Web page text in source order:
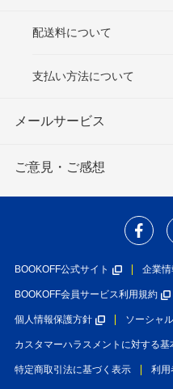
配送料について
支払い方法について
メールサービス
ご意見・ご感想
BOOKOFF公式サイト 企業情
BOOKOFF会員サービス利用規約
個人情報保護方針 ソーシャ
カスタマーハラスメントに対する基
特定商取引法に基づく表示 利用